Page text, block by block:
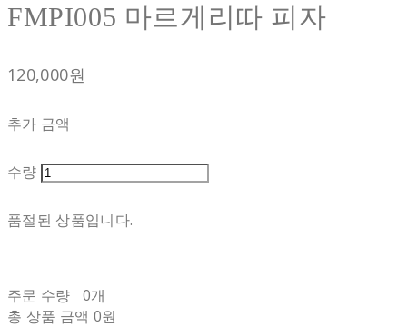
FMPI005 마르게리따 피자
120,000원
추가 금액
수량
품절된 상품입니다.
주문 수량
0개
총 상품 금액 0원